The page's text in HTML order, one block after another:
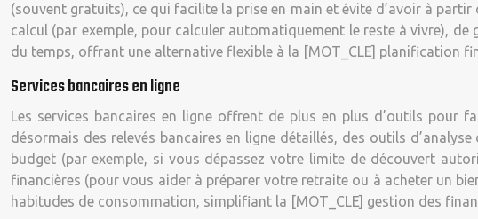
(souvent gratuits), ce qui facilite la prise en main et évite d’avoir à
calcul (par exemple, pour calculer automatiquement le reste à vivre),
du temps, offrant une alternative flexible à la [MOT_CLE] planification
Services bancaires en ligne
Les services bancaires en ligne offrent de plus en plus d’outils pour
désormais des relevés bancaires en ligne détaillés, des outils
budget (par exemple, si vous dépassez votre limite de découvert
financières (pour vous aider à préparer votre retraite ou à acheter un
habitudes de consommation, simplifiant la [MOT_CLE] gestion des